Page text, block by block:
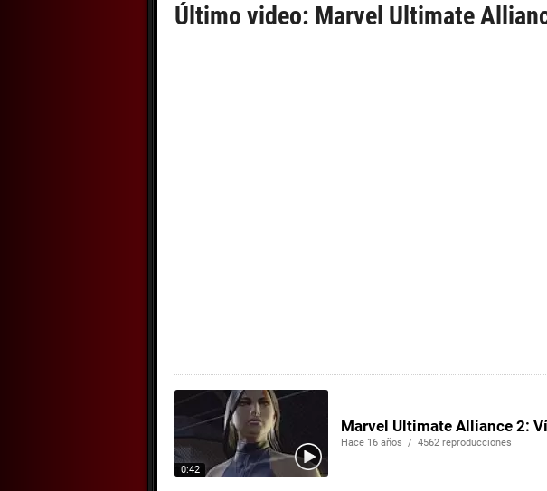
Último video: Marvel Ultimate
0:42
Marvel Ultimate Alliance 2:
Hace 16 años / 4562 reproducciones